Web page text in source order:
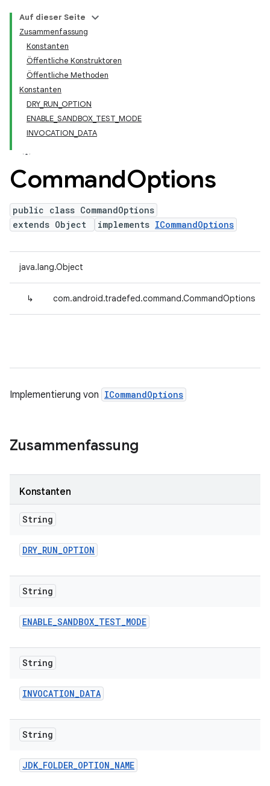
Auf dieser Seite
Zusammenfassung
Konstanten
Öffentliche Konstruktoren
Öffentliche Methoden
Konstanten
DRY_RUN_OPTION
ENABLE_SANDBOX_TEST_MODE
INVOCATION_DATA
CommandOptions
public class CommandOptions
extends Object
implements ICommandOptions
java.lang.Object
↳ com.android.tradefed.command.CommandOptions
Implementierung von ICommandOptions
Zusammenfassung
Konstanten
String
DRY_RUN_OPTION
String
ENABLE_SANDBOX_TEST_MODE
String
INVOCATION_DATA
String
JDK_FOLDER_OPTION_NAME